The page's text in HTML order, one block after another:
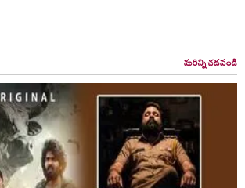
మరిన్ని చదవండి